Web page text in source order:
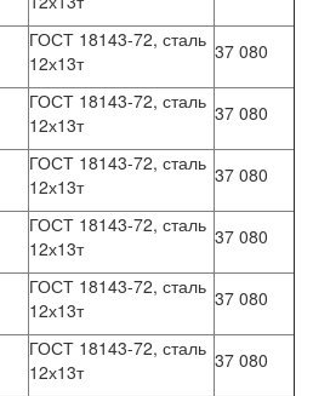
ГОСТ 18143-72, сталь
12х13т
37 080
ГОСТ 18143-72, сталь
12х13т
37 080
ГОСТ 18143-72, сталь
12х13т
37 080
ГОСТ 18143-72, сталь
12х13т
37 080
ГОСТ 18143-72, сталь
12х13т
37 080
ГОСТ 18143-72, сталь
12х13т
37 080